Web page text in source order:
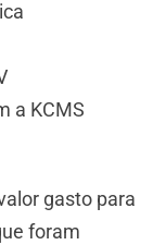
a KCMS
gasto para
foram